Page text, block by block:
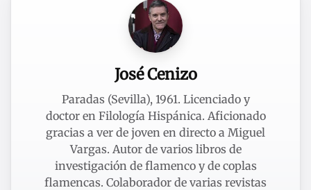
José Cenizo
Paradas (Sevilla), 1961. Licenciado y
doctor en Filología Hispánica. Aficionado
gracias a ver de joven en directo a Miguel
Vargas. Autor de varios libros de
investigación de flamenco y de coplas
flamencas. Colaborador de varias revistas